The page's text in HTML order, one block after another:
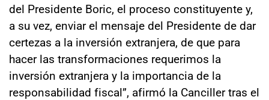
del Presidente Boric, el proceso constituyente y,
a su vez, enviar el mensaje del Presidente de dar
certezas a la inversión extranjera, de que para
hacer las transformaciones requerimos la
inversión extranjera y la importancia de la
responsabilidad fiscal”, afirmó la Canciller tras el